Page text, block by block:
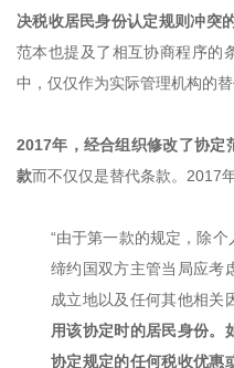
决税收居民身份认定规则冲突
范本也提及了相互协商程序的
中，仅仅作为实际管理机构的替
2017年，经合组织修改了协定
款而不仅仅是替代条款。2017
“由于第一款的规定，除个
缔约国双方主管当局应考
成立地以及任何其他相关
用该协定时的居民身份。
协定规定的任何税收优惠